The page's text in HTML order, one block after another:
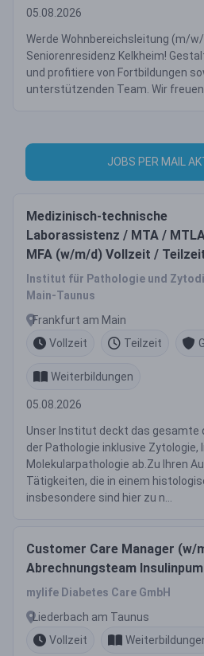
05.08.2026
Werde Wohnbereichsleitung (m/w/
Seniorenresidenz Kelkheim!
und profitiere von Fortbildungen
unterstützenden Team. Wir
JOBS PER MAIL
Medizinisch-technische
Laborassistenz / MTA /
MFA (w/m/d) Vollzeit /
Institut für Pathologie und
Main-Taunus
Frankfurt am Main
Vollzeit
Teilzeit
Weiterbildungen
05.08.2026
Unser Institut deckt das gesamte
der Pathologie inklusive
Molekularpathologie ab.Zu Ihren
Tätigkeiten, die in einem
insbesondere sind hier zu n...
Customer Care Manager (w/
Abrechnungsteam
mylife Diabetes Care GmbH
Liederbach am Taunus
Vollzeit